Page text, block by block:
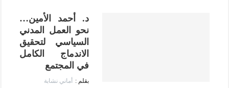
د. أحمد الأمين…
نحو العمل المدني
السياسي لتحقيق
الاندماج الكامل
في المجتمع
أماني نشابة